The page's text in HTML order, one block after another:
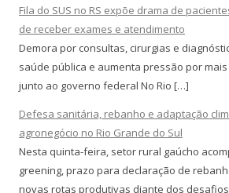
Fila do SUS no RS expõe drama de
de receber exames e atendimento
Demora por consultas, cirurgias e
saúde pública e aumenta pressão por
junto ao governo federal No Rio […]
Defesa sanitária, rebanho e adaptação
agronegócio no Rio Grande do Sul
Nesta quinta-feira, setor rural gaúcho
greening, prazo para declaração de
novas rotas produtivas diante dos